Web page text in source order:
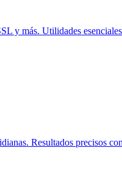
y más. Utilidades
Resultados precisos